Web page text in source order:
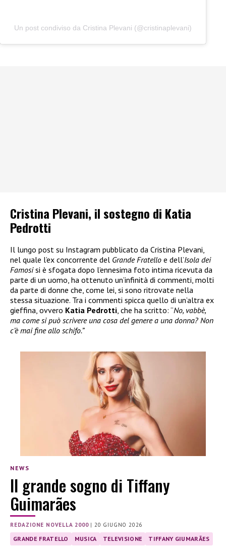
Un post condiviso da Cristina Plevani (@cristinaplevani)
Cristina Plevani, il sostegno di Katia
Pedrotti
Il lungo post su Instagram pubblicato da Cristina Plevani,
nel quale l’ex concorrente del Grande Fratello e dell’Isola dei
Famosisi è sfogata dopo l’ennesima foto intima ricevuta da
parte di un uomo, ha ottenuto un’infinità di commenti, molti
da parte di donne che, come lei, si sono ritrovate nella
stessa situazione. Tra i commenti spicca quello di un’altra ex
gieffina, ovvero Katia Pedrotti , che ha scritto: “No, vabbè,
ma come si può scrivere una cosa del genere a una donna? Non
c’è mai fine allo schifo.”
NEWS
Il grande sogno di Tiffany
Guimarães
REDAZIONE NOVELLA 2000|20 GIUGNO 2026
GRANDE FRATELLO MUSICA TELEVISIONE TIFFANY GIUMARÃES